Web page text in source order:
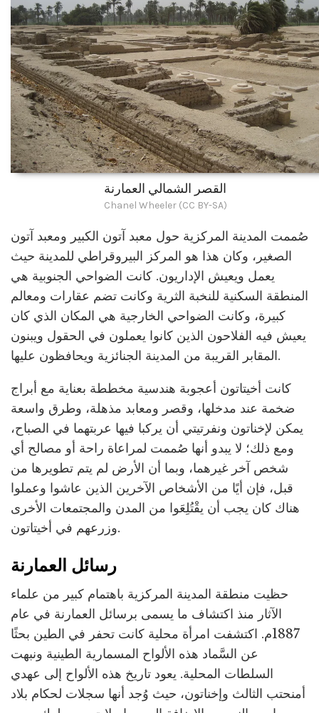
القصر الشمالي العمارنة
Chanel Wheeler (CC BY-SA)
صُممت المدينة المركزية حول معبد آتون الكبير ومعبد آتون
الصغير، وكان هذا هو المركز البيروقراطي للمدينة حيث
يعمل ويعيش الإداريون. كانت الضواحي الجنوبية هي
المنطقة السكنية للنخبة الثرية وكانت تضم عقارات ومعالم
كبيرة، وكانت الضواحي الخارجية هي المكان الذي كان
يعيش فيه الفلاحون الذين كانوا يعملون في الحقول ويبنون
المقابر القريبة من المدينة الجنائزية ويحافظون عليها.
كانت أخيتاتون أعجوبة هندسية مخططة بعناية مع أبراج
ضخمة عند مدخلها، وقصر ومعابد مذهلة، وطرق واسعة
يمكن لإخناتون ونفرتيتي أن يركبا فيها عربتهما في الصباح،
ومع ذلك؛ لا يبدو أنها صُممت لمراعاة راحة أو مصالح أي
شخص آخر غيرهما، وبما أن الأرض لم يتم تطويرها من
قبل، فإن أيًا من الأشخاص الآخرين الذين عاشوا وعملوا
هناك كان يجب أن يقْتُلِعَوا من المدن والمجتمعات الأخرى
وزرعهم في أخيتاتون.
رسائل العمارنة
حظيت منطقة المدينة المركزية باهتمام كبير من علماء
الآثار منذ اكتشاف ما يسمى برسائل العمارنة في عام
1887م. اكتشفت امرأة محلية كانت تحفر في الطين بحثًا
عن السَّماد هذه الألواح المسمارية الطينية ونبهت
السلطات المحلية. يعود تاريخ هذه الألواح إلى عهدي
أمنحتب الثالث وإخناتون، حيث وُجد أنها سجلات لحكام بلاد